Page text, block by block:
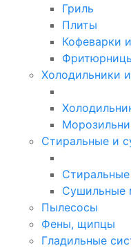
Гриль
Плиты
Кофеварки
Холодильники
Стиральные и
Сушильные
Пылесосы
Фены, щипцы
Гладильные